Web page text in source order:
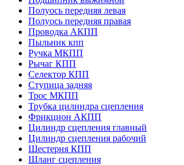
Полуось передняя левая
Полуось передняя правая
Проводка АКПП
Пыльник кпп
Ручка МКПП
Рычаг КПП
Селектор КПП
Ступица задняя
Трос МКПП
Трубка цилиндра сцепления
Фрикцион АКПП
Цилиндр сцепления главный
Цилиндр сцепления рабочий
Шестерня КПП
Шланг сцепления